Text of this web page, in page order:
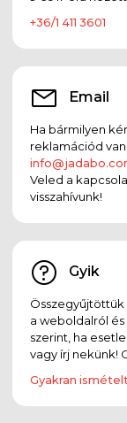
+36/1 411 3601
Email
Ha bármilyen
reklamációd
Veled a
visszahívunk!
Gyik
a weboldalról
szerint, ha
vagy írj nekünk!
Gyakran